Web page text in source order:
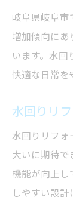
岐阜県岐阜
増加傾向に
います。水回
快適な日常を
水回りリ
水回りリフ
大いに期待で
機能が向上
しやすい設計